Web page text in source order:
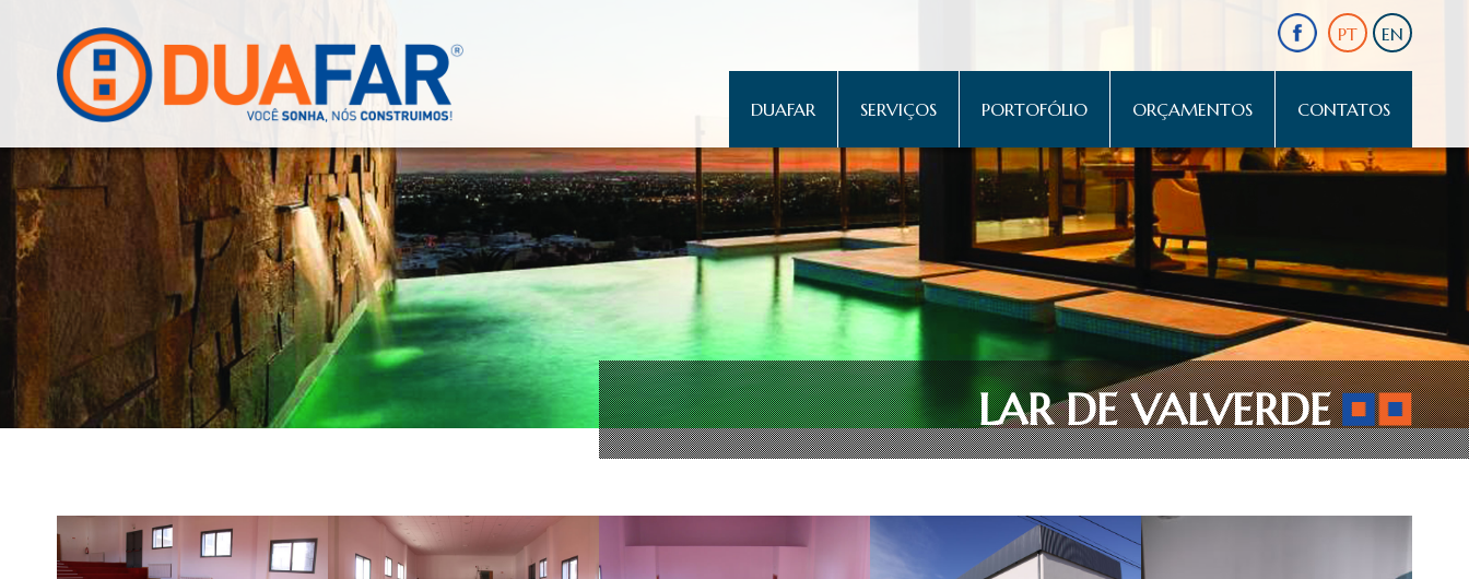
PT EN
DUAFAR SERVIÇOS PORTOFÓLIO ORÇAMENTOS CONTATOS
LAR DE VALVERDE